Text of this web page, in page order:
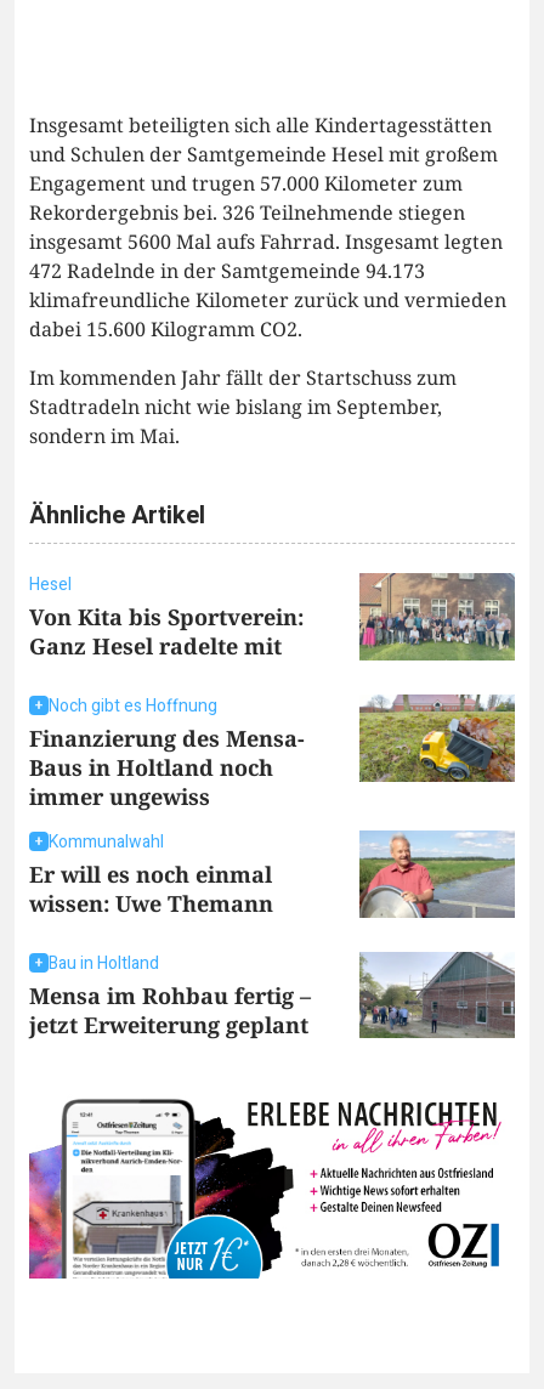
Insgesamt beteiligten sich alle Kindertagesstätten
und Schulen der Samtgemeinde Hesel mit großem
Engagement und trugen 57.000 Kilometer zum
Rekordergebnis bei. 326 Teilnehmende stiegen
insgesamt 5600 Mal aufs Fahrrad. Insgesamt legten
472 Radelnde in der Samtgemeinde 94.173
klimafreundliche Kilometer zurück und vermieden
dabei 15.600 Kilogramm CO2.
Im kommenden Jahr fällt der Startschuss zum
Stadtradeln nicht wie bislang im September,
sondern im Mai.
Ähnliche Artikel
Hesel
Von Kita bis Sportverein:
Ganz Hesel radelte mit
Noch gibt es Hoffnung
Finanzierung des Mensa-
Baus in Holtland noch
immer ungewiss
Kommunalwahl
Er will es noch einmal
wissen: Uwe Themann
Bau in Holtland
Mensa im Rohbau fertig –
jetzt Erweiterung geplant